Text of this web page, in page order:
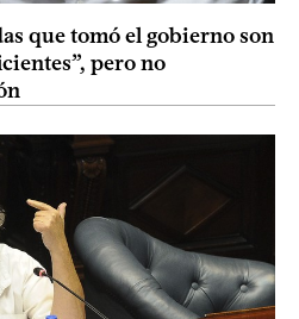
que tomó el gobierno son
pero no